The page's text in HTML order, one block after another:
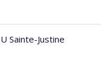
Sainte-Justine